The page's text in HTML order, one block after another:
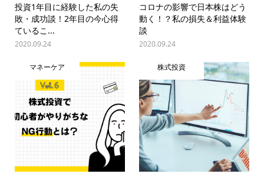
投資1年目に経験した私の失
敗・成功談！2年目の今心得
ているこ...
2020.09.24
コロナの影響で日本株はどう
動く！？私の損失＆利益体験
談
2020.09.24
マネーケア 株式投資